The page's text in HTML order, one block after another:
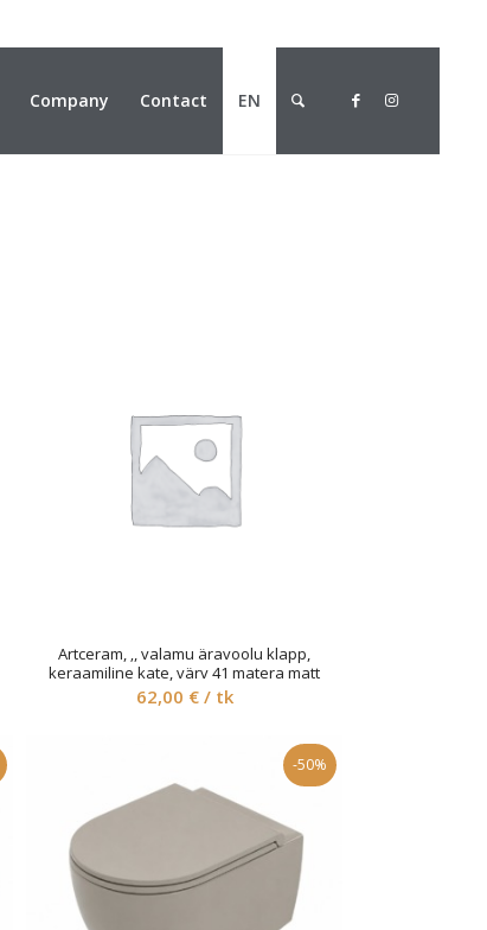
Company Contact EN
Artceram, ‚, valamu äravoolu klapp,
keraamiline kate, värv 41 matera matt
62,00 € / tk
-50%